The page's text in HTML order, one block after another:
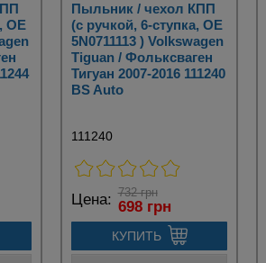
OE
Пыльник / чехол КПП
(с ручкой, 6-ступка, OE
5N0711113 ) Volkswagen
Tiguan / Фольксваген
Тигуан 2007-2016 111240
BS Auto
111240
Цена: 732 грн
698 грн
КУПИТЬ